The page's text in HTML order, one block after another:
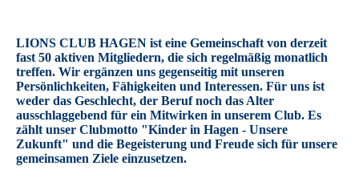
LIONS CLUB HAGEN ist eine Gemeinschaft von derzeit
fast 50 aktiven Mitgliedern, die sich regelmäßig monatlich
treffen. Wir ergänzen uns gegenseitig mit unseren
Persönlichkeiten, Fähigkeiten und Interessen. Für uns ist
weder das Geschlecht, der Beruf noch das Alter
ausschlaggebend für ein Mitwirken in unserem Club. Es
zählt unser Clubmotto "Kinder in Hagen - Unsere
Zukunft" und die Begeisterung und Freude sich für unsere
gemeinsamen Ziele einzusetzen.